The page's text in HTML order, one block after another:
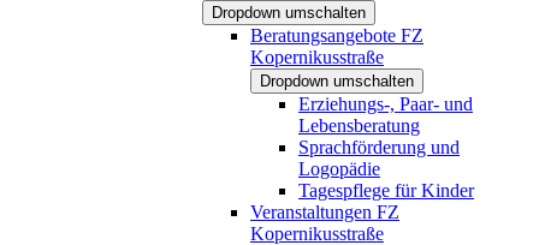
Dropdown umschalten
Beratungsangebote FZ
Kopernikusstraße
Dropdown umschalten
Erziehungs-, Paar- und
Lebensberatung
Sprachförderung und
Logopädie
Tagespflege für Kinder
Veranstaltungen FZ
Kopernikusstraße